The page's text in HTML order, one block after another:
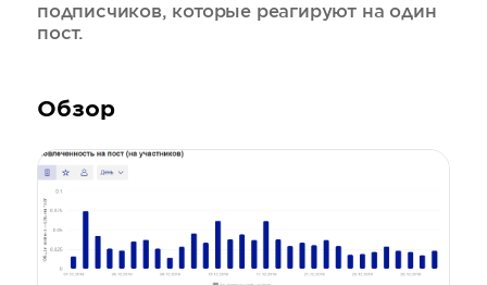
подписчиков, которые реагируют на один
пост.
Обзор